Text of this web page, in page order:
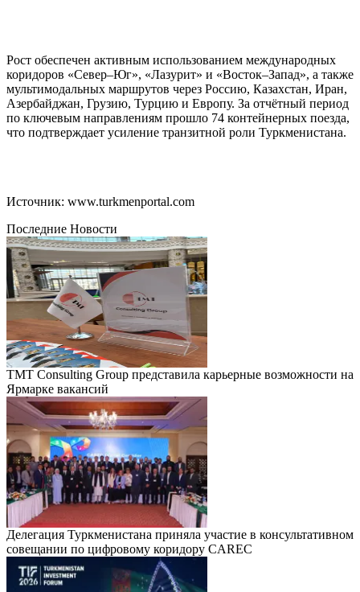
Рост обеспечен активным использованием международных
коридоров «Север–Юг», «Лазурит» и «Восток–Запад», а также
мультимодальных маршрутов через Россию, Казахстан, Иран,
Азербайджан, Грузию, Турцию и Европу. За отчётный период
по ключевым направлениям прошло 74 контейнерных поезда,
что подтверждает усиление транзитной роли Туркменистана.
Источник: www.turkmenportal.com
Последние Новости
TMT Consulting Group представила карьерные возможности на
Ярмарке вакансий
Делегация Туркменистана приняла участие в консультативном
совещании по цифровому коридору CAREC